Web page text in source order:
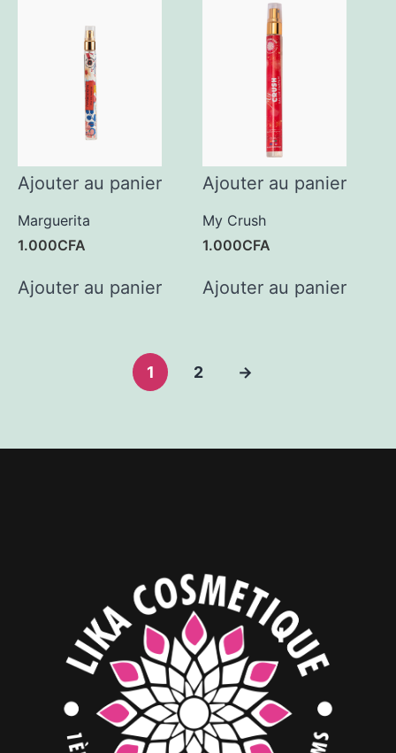
Ajouter au panier
Marguerita
1.000CFA
Ajouter au panier
Ajouter au panier
My Crush
1.000CFA
Ajouter au panier
1 2 →